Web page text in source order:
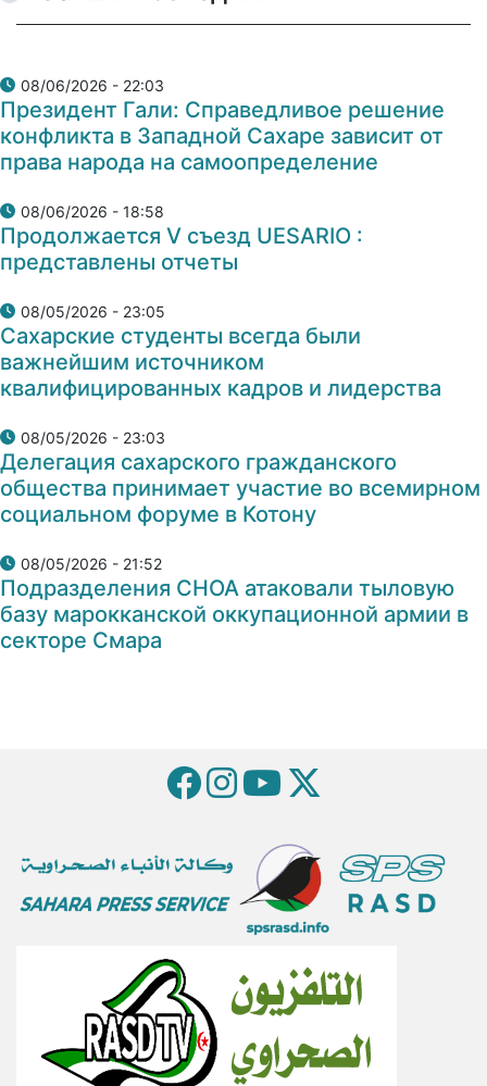
08/06/2026 - 22:03
Президент Гали: Справедливое решение
конфликта в Западной Сахаре зависит от
права народа на самоопределение
08/06/2026 - 18:58
Продолжается V съезд UESARIO :
представлены отчеты
08/05/2026 - 23:05
Сахарские студенты всегда были
важнейшим источником
квалифицированных кадров и лидерства
08/05/2026 - 23:03
Делегация сахарского гражданского
общества принимает участие во всемирном
социальном форуме в Котону
08/05/2026 - 21:52
Подразделения СНОА атаковали тыловую
базу марокканской оккупационной армии в
секторе Смара